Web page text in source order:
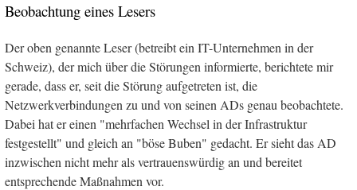
Beobachtung eines Lesers
Der oben genannte Leser (betreibt ein IT-Unternehmen in der
Schweiz), der mich über die Störungen informierte, berichtete mir
gerade, dass er, seit die Störung aufgetreten ist, die
Netzwerkverbindungen zu und von seinen ADs genau beobachtete.
Dabei hat er einen "mehrfachen Wechsel in der Infrastruktur
festgestellt" und gleich an "böse Buben" gedacht. Er sieht das AD
inzwischen nicht mehr als vertrauenswürdig an und bereitet
entsprechende Maßnahmen vor.